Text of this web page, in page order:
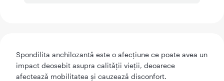
Spondilita anchilozantă este o afecțiune ce poate avea un
impact deosebit asupra calității vieții, deoarece
afectează mobilitatea și cauzează disconfort.